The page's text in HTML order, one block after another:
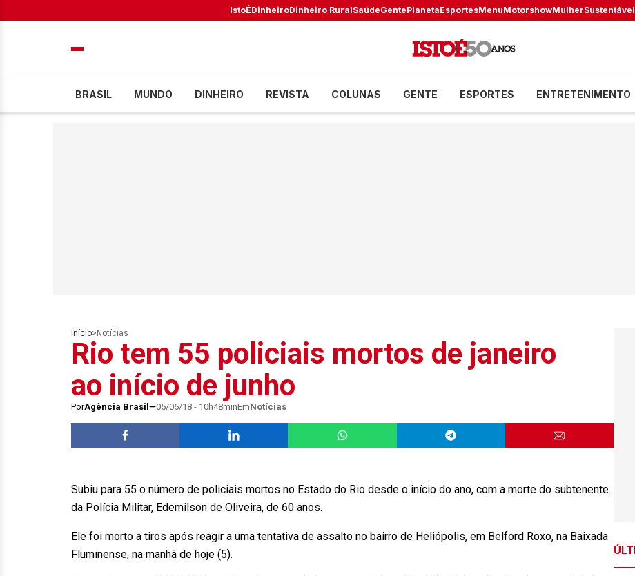
IstoÉDinheiroDinheiro RuralSaúdeGentePlanetaEsportesMenuMotorshowMulherSustentável
BRASIL MUNDO DINHEIRO REVISTA COLUNAS GENTE ESPORTES ENTRETENIMENTO
Início> Notícias
Rio tem 55 policiais mortos de janeiro
ao início de junho
PorAgência Brasil 05/06/18 - 10h48minEmNotícias
Subiu para 55 o número de policiais mortos no Estado do Rio desde o início do ano, com a morte do subtenente
da Polícia Militar, Edemilson de Oliveira, de 60 anos.
Ele foi morto a tiros após reagir a uma tentativa de assalto no bairro de Heliópolis, em Belford Roxo, na Baixada
Fluminense, na manhã de hoje (5).